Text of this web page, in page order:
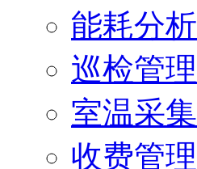
能耗分析
巡检管理
室温采集
收费管理